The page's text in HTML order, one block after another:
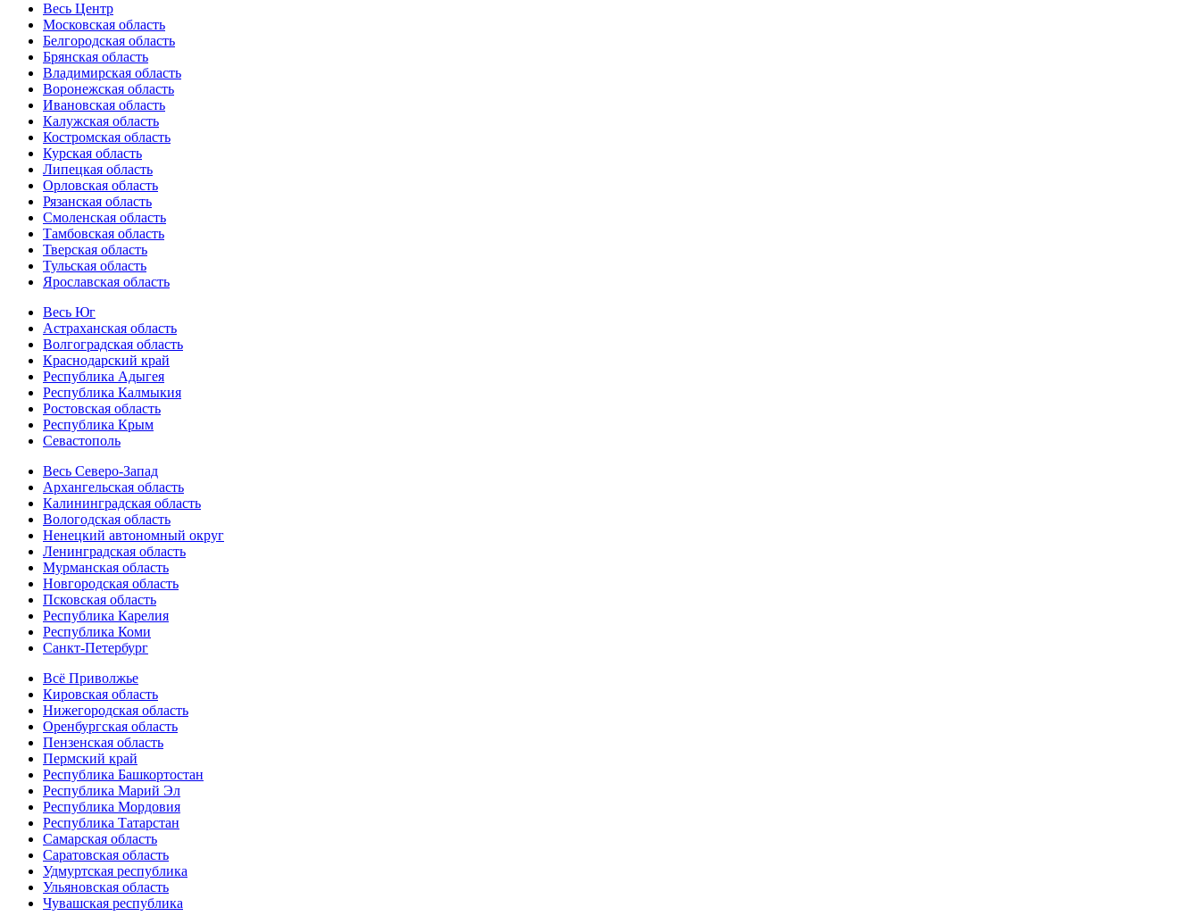
Весь Центр
Московская область
Белгородская область
Брянская область
Владимирская область
Воронежская область
Ивановская область
Калужская область
Костромская область
Курская область
Липецкая область
Орловская область
Рязанская область
Смоленская область
Тамбовская область
Тверская область
Тульская область
Ярославская область
Весь Юг
Астраханская область
Волгоградская область
Краснодарский край
Республика Адыгея
Республика Калмыкия
Ростовская область
Республика Крым
Севастополь
Весь Северо-Запад
Архангельская область
Калининградская область
Вологодская область
Ненецкий автономный округ
Ленинградская область
Мурманская область
Новгородская область
Псковская область
Республика Карелия
Республика Коми
Санкт-Петербург
Всё Приволжье
Кировская область
Нижегородская область
Оренбургская область
Пензенская область
Пермский край
Республика Башкортостан
Республика Марий Эл
Республика Мордовия
Республика Татарстан
Самарская область
Саратовская область
Удмуртская республика
Ульяновская область
Чувашская республика